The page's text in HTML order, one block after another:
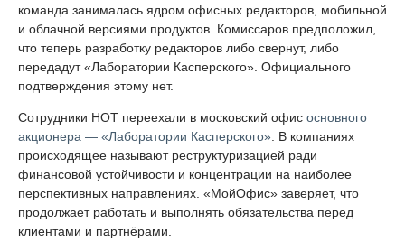
команда занималась ядром офисных редакторов, мобильной
и облачной версиями продуктов. Комиссаров предположил,
что теперь разработку редакторов либо свернут, либо
передадут «Лаборатории Касперского». Официального
подтверждения этому нет.
Сотрудники НОТ переехали в московский офис основного
акционера — «Лаборатории Касперского». В компаниях
происходящее называют реструктуризацией ради
финансовой устойчивости и концентрации на наиболее
перспективных направлениях. «МойОфис» заверяет, что
продолжает работать и выполнять обязательства перед
клиентами и партнёрами.